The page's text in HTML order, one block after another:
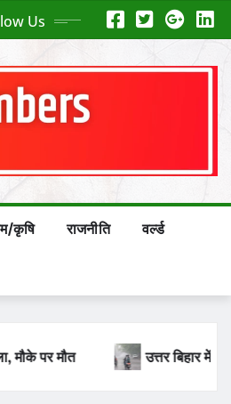
Us
कृषि राजनीति वर्ल्ड
के आसार एसकेएमसीएच की